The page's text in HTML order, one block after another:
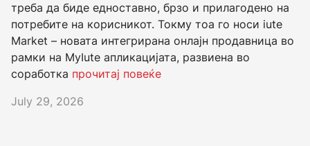
треба да биде едноставно, брзо и прилагодено на
потребите на корисникот. Токму тоа го носи iute
Market – новата интегрирана онлајн продавница во
рамки на MyIute апликацијата, развиена во
соработка прочитај повеќе
July 29, 2026